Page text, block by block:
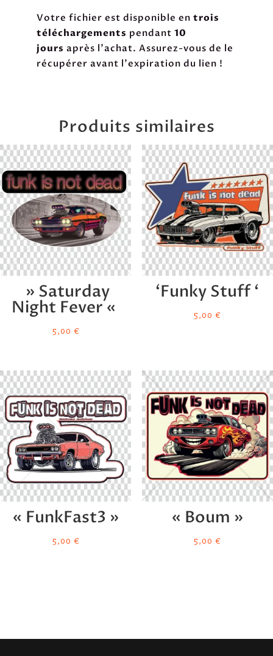
Votre fichier est disponible en trois
téléchargements pendant 10
jours après l'achat. Assurez-vous de le
récupérer avant l'expiration du lien !
Produits similaires
» Saturday
Night Fever «
5,00 €
‘Funky Stuff ‘
5,00€
« FunkFast3 »
5,00 €
« Boum »
5,00€